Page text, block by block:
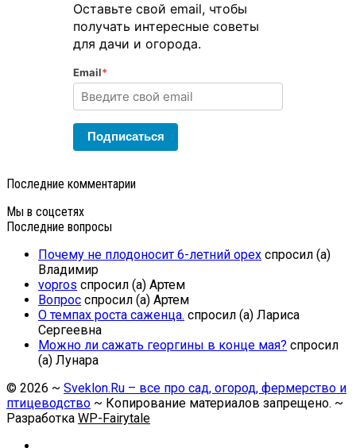
Оставьте свой email, чтобы
получать интересные советы
для дачи и огорода.
Email*
Подписаться
Последние комментарии
Мы в соцсетях
Последние вопросы
Почему не плодоносит 6-летний орех спросил (а)
Владимир
vopros спросил (а) Артем
Вопрос спросил (а) Артем
О темпах роста саженца. спросил (а) Лариса
Сергеевна
Можно ли сажать георгины в конце мая? спросил
(а) Лунара
© 2026 ~ Sveklon.Ru – все про сад, огород, фермерство и
птицеводство ~ Копирование материалов запрещено. ~
Разработка WP-Fairytale